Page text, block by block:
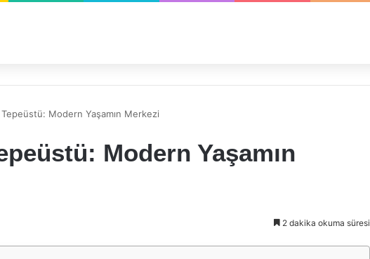
Modern Yaşamın Merkezi
Modern Yaşamın
2 dakika okuma süresi